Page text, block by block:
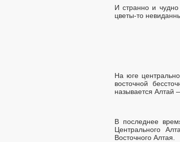
И странно и
цветы-то
На юге
восточной
называется Алтай
В последнее
Центрального
Восточного Алтая.